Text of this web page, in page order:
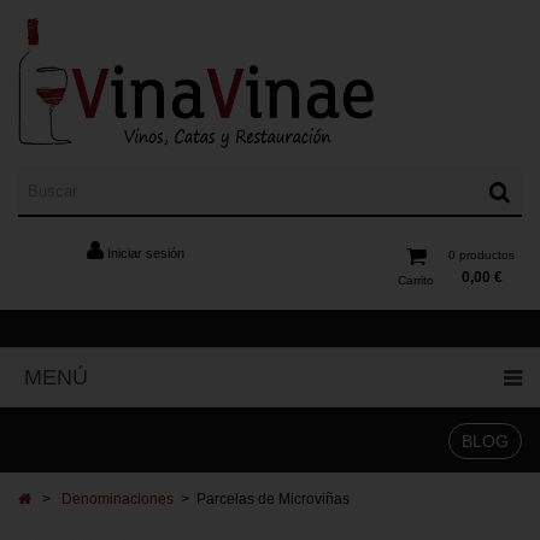
Iniciar sesión 0 productos
0,00 €
Carrito
MENÚ
BLOG
> Denominaciones > Parcelas de Microviñas